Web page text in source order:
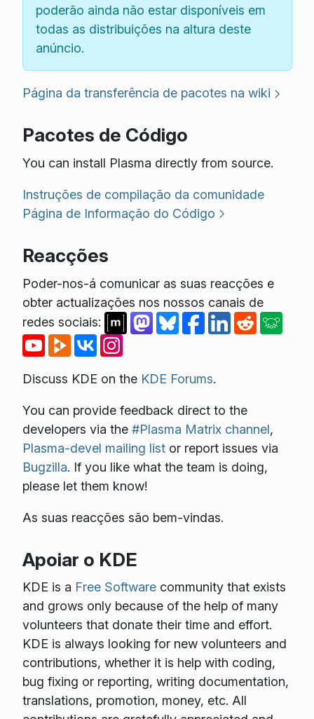
poderão ainda não estar disponíveis em
todas as distribuições na altura deste
anúncio.
Página da transferência de pacotes na wiki
Pacotes de Código
You can install Plasma directly from source.
Instruções de compilação da comunidade
Página de Informação do Código
Reacções
Poder-nos-á comunicar as suas reacções e
obter actualizações nos nossos canais de
redes sociais:
Discuss KDE on the KDE Forums.
You can provide feedback direct to the
developers via the #Plasma Matrix channel,
Plasma-devel mailing listor report issues via
Bugzilla. If you like what the team is doing,
please let them know!
As suas reacções são bem-vindas.
Apoiar o KDE
KDE is a Free Softwarecommunity that exists
and grows only because of the help of many
volunteers that donate their time and effort.
KDE is always looking for new volunteers and
contributions, whether it is help with coding,
bug fixing or reporting, writing documentation,
translations, promotion, money, etc. All